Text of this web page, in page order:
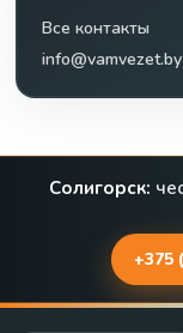
Все контакты
info@vamvezet.by
Солигорск:
+375